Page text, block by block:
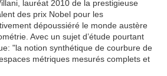
lauréat 2010 de la prestigieuse
des prix Nobel pour les
dépoussiéré le monde austère
Avec un sujet d’étude pourtant
"la notion synthétique de courbure de
métriques mesurés complets et